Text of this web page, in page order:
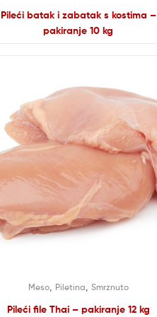
Pileći batak i zabatak s kostima –
pakiranje 10 kg
Meso, Piletina Smrznuto
Pileći file Thai – pakiranje 12 kg